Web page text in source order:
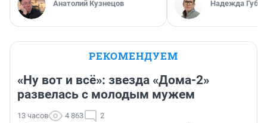
Анатолий Кузнецов Надежда
РЕКОМЕНДУЕМ
«Ну вот и всё»: звезда «Дома-2»
развелась с молодым мужем
13 часов 4 863 2